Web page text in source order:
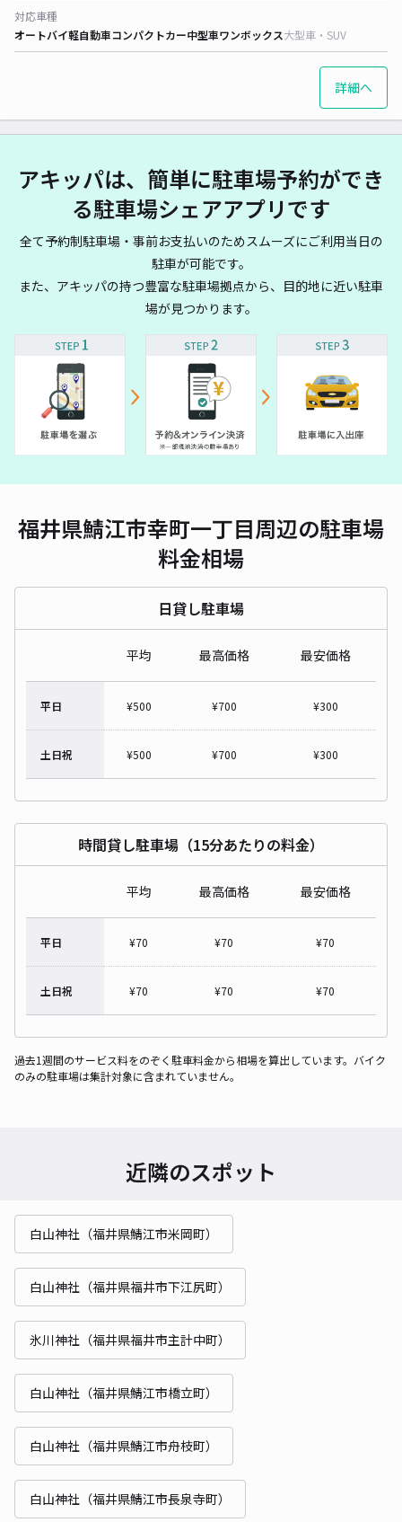
対応車種
オートバイ軽自動車コンパクトカー中型車ワンボックス大型車・SUV
詳細へ
アキッパは、簡単に駐車場予約ができ
る駐車場シェアアプリです
全て予約制駐車場・事前お支払いのためスムーズにご利用当日の
駐車が可能です。
また、アキッパの持つ豊富な駐車場拠点から、目的地に近い駐車
場が見つかります。
福井県鯖江市幸町一丁目周辺の駐車場
料金相場
日貸し駐車場
平均 最高価格 最安価格
平日 ¥500 ¥700 ¥300
土日祝 ¥500 ¥700 ¥300
時間貸し駐車場（15分あたりの料金）
平均 最高価格 最安価格
平日 ¥70 ¥70 ¥70
土日祝 ¥70 ¥70 ¥70
過去1週間のサービス料をのぞく駐車料金から相場を算出しています。バイク
のみの駐車場は集計対象に含まれていません。
近隣のスポット
白山神社（福井県鯖江市米岡町）
白山神社（福井県福井市下江尻町）
氷川神社（福井県福井市主計中町）
白山神社（福井県鯖江市橋立町）
白山神社（福井県鯖江市舟枝町）
白山神社（福井県鯖江市長泉寺町）